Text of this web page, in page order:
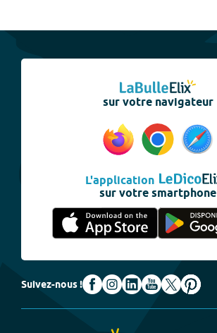
sur votre navigateur
L'application
sur votre smartphone
Suivez-nous !